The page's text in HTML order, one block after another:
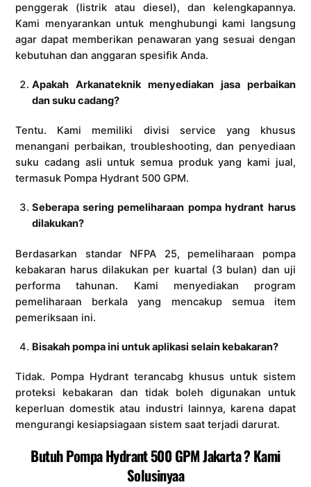
penggerak (listrik atau diesel), dan kelengkapannya.
Kami menyarankan untuk menghubungi kami langsung
agar dapat memberikan penawaran yang sesuai dengan
kebutuhan dan anggaran spesifik Anda.
Apakah Arkanateknik menyediakan jasa perbaikan
dan suku cadang?
Tentu. Kami memiliki divisi service yang khusus
menangani perbaikan, troubleshooting, dan penyediaan
suku cadang asli untuk semua produk yang kami jual,
termasuk Pompa Hydrant 500 GPM.
Seberapa sering pemeliharaan pompa hydrant harus
dilakukan?
Berdasarkan standar NFPA 25, pemeliharaan pompa
kebakaran harus dilakukan per kuartal (3 bulan) dan uji
performa tahunan. Kami menyediakan program
pemeliharaan berkala yang mencakup semua item
pemeriksaan ini.
Bisakah pompa ini untuk aplikasi selain kebakaran?
Tidak. Pompa Hydrant terancabg khusus untuk sistem
proteksi kebakaran dan tidak boleh digunakan untuk
keperluan domestik atau industri lainnya, karena dapat
mengurangi kesiapsiagaan sistem saat terjadi darurat.
Butuh Pompa Hydrant 500 GPM Jakarta ? Kami
Solusinyaa